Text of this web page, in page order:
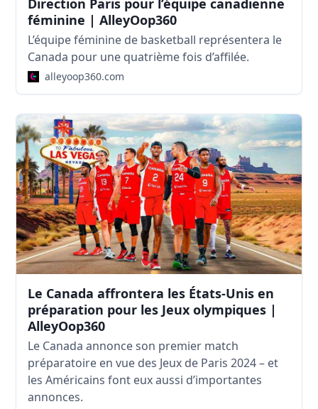
Direction Paris pour l’équipe canadienne
féminine | AlleyOop360
L’équipe féminine de basketball représentera le
Canada pour une quatrième fois d’affilée.
alleyoop360.com
Le Canada affrontera les États-Unis en
préparation pour les Jeux olympiques |
AlleyOop360
Le Canada annonce son premier match
préparatoire en vue des Jeux de Paris 2024 – et
les Américains font eux aussi d’importantes
annonces.